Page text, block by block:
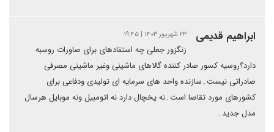
ابراهیم قدیمی ۲۳ شهریور ۱۴۰۳ | ۱۹:۴۵
زنگزور جعلی چه استفادهای برای صاورات روسبه
دارد؟روسیه کسور صادر کننده گالاهای ماشینی وغیر ماشینی مصرفی
صادراتی نیست۔سازنده واحد های سرمایه ای تولیدی ودفاعی برای
کشورهای مورد تقاصا است۔نه یخچال دارد نه اتومبیل ونه موبایل هرسال
مدل جدید۔